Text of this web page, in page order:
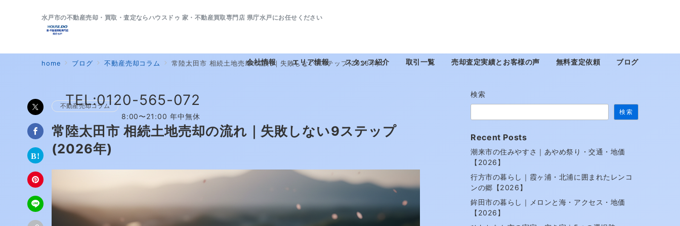
水戸市の不動産売却・買取・査定ならハウスドゥ 家・不動産買取専門店 県庁水戸にお任せください
会社情報 エリア情報 スタッフ紹介 取引一覧 売却査定実績とお客様の声 無料査定依頼 ブログ
TEL:0120-565-072
8:00〜21:00 年中無休
home ブログ 不動産売却コラム 常陸太田市 相続土地売却の流れ｜失敗しない9ステップ(2026年)
不動産売却コラム
常陸太田市 相続土地売却の流れ｜失敗しない9ステップ
(2026年)
検索
検索
Recent Posts
潮来市の住みやすさ｜あやめ祭り・交通・地価
【2026】
行方市の暮らし｜霞ヶ浦・北浦に囲まれたレンコ
ンの郷【2026】
鉾田市の暮らし｜メロンと海・アクセス・地価
【2026】